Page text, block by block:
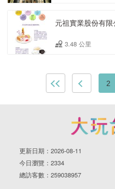
元祖實業股份有
3.48 公里
2
更新日期：2026-08-11
今日瀏覽：2334
總訪客數：259038957